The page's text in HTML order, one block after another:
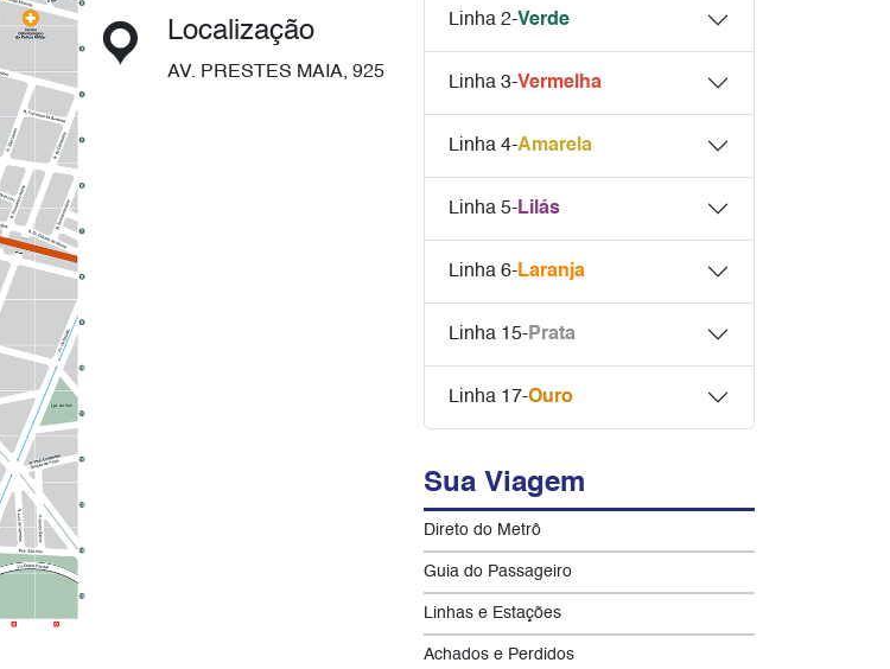
Localização
AV. PRESTES MAIA, 925
Linha 2-Verde
Linha 3-Vermelha
Linha 4-Amarela
Linha 5-Lilás
Linha 6-Laranja
Linha 15-Prata
Linha 17-Ouro
Sua Viagem
Direto do Metrô
Guia do Passageiro
Linhas e Estações
Achados e Perdidos